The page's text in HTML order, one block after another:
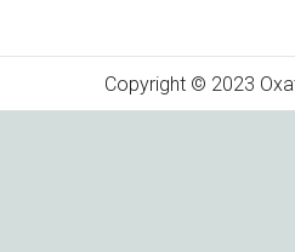
Copyright © 2023